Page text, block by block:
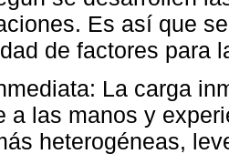
Es así que
de factores para
La carga
a las manos y
heterogéneas,